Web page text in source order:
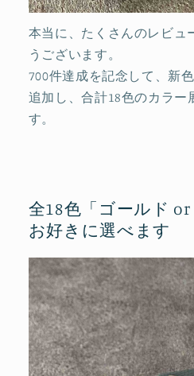
本当に、たくさんのレビュ
うございます。
700件達成を記念して、新
追加し、合計18色のカラー
す。
全18色「ゴールド
お好きに選べます